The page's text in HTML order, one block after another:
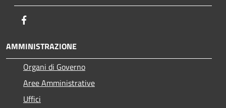
AMMINISTRAZIONE
Organi di Governo
Aree Amministrative
Uffici